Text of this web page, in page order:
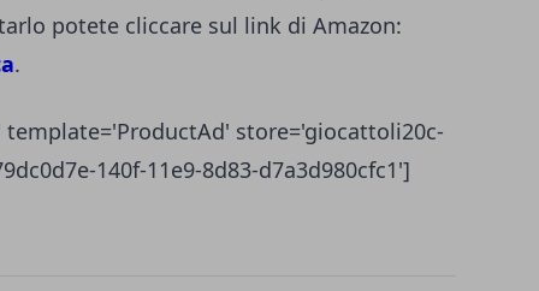
potete cliccare sul link di Amazon:
.
template='ProductAd' store='giocattoli20c-
140f-11e9-8d83-d7a3d980cfc1']